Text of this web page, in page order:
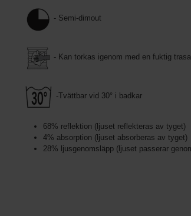
- Semi-dimout
- Kan torkas igenom med en fuktig trasa
-Tvättbar vid 30° i badkar
68% reflektion (ljuset reflekteras av tyget)
4% absorption (ljuset absorberas av tyget)
28% ljusgenomsläpp (ljuset passerar